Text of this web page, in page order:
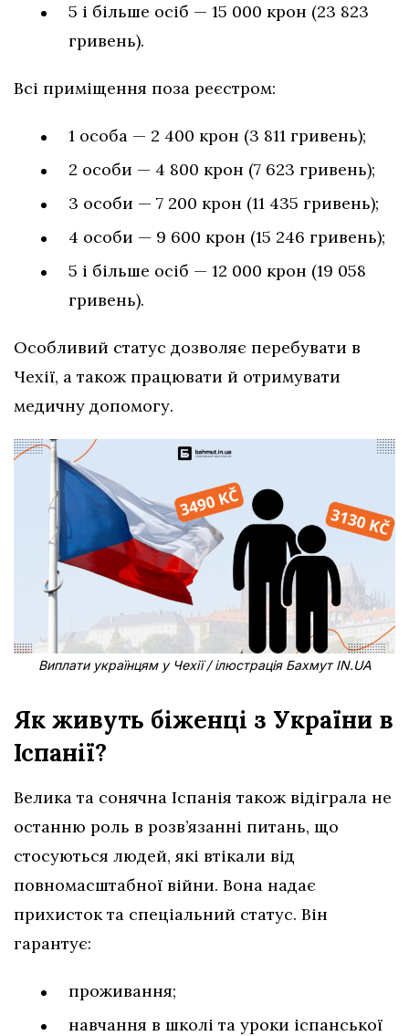
5 і більше осіб — 15 000 крон (23 823
гривень).
Всі приміщення поза реєстром:
1 особа — 2 400 крон (3 811 гривень);
2 особи — 4 800 крон (7 623 гривень);
3 особи — 7 200 крон (11 435 гривень);
4 особи — 9 600 крон (15 246 гривень);
5 і більше осіб — 12 000 крон (19 058
гривень).
Особливий статус дозволяє перебувати в
Чехії, а також працювати й отримувати
медичну допомогу.
Виплати українцям у Чехії / ілюстрація Бахмут IN.UA
Як живуть біженці з України в
Іспанії?
Велика та сонячна Іспанія також відіграла не
останню роль в розв’язанні питань, що
стосуються людей, які втікали від
повномасштабної війни. Вона надає
прихисток та спеціальний статус. Він
гарантує:
проживання;
навчання в школі та уроки іспанської